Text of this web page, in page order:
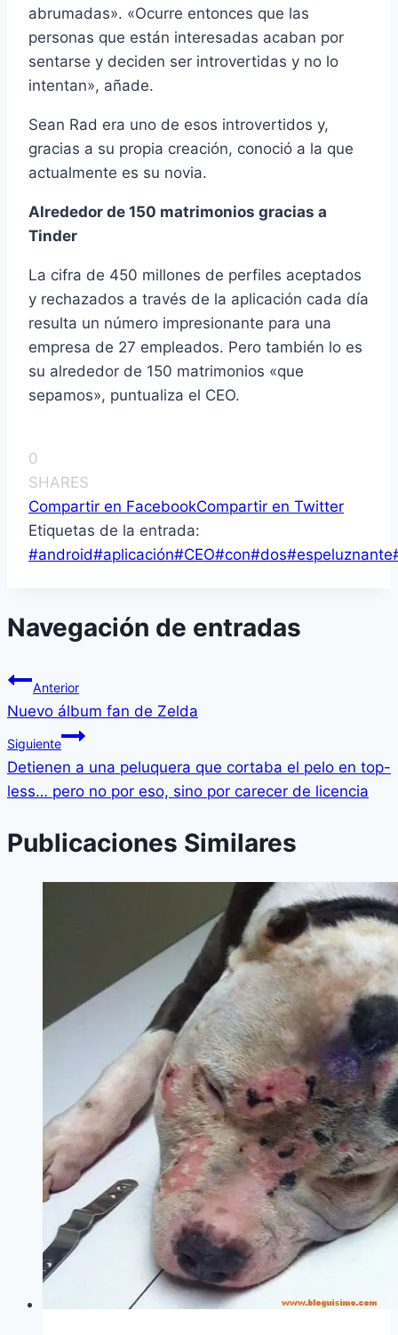
abrumadas». «Ocurre entonces que las
personas que están interesadas acaban por
sentarse y deciden ser introvertidas y no lo
intentan», añade.
Sean Rad era uno de esos introvertidos y,
gracias a su propia creación, conoció a la que
actualmente es su novia.
Alrededor de 150 matrimonios gracias a
Tinder
La cifra de 450 millones de perfiles aceptados
y rechazados a través de la aplicación cada día
resulta un número impresionante para una
empresa de 27 empleados. Pero también lo es
su alrededor de 150 matrimonios «que
sepamos», puntualiza el CEO.
0
SHARES
Compartir en FacebookCompartir en Twitter
Etiquetas de la entrada:
#android#aplicación#CEO#con#dos#espeluznante
Navegación de entradas
Anterior
Nuevo álbum fan de Zelda
Siguiente
Detienen a una peluquera que cortaba el pelo en top-
less… pero no por eso, sino por carecer de licencia
Publicaciones Similares